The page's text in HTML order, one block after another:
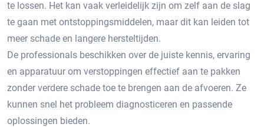
te lossen.​ Het kan vaak verleidelijk zijn om zelf aan de slag
te gaan met ontstoppingsmiddelen, maar dit kan leiden tot
meer schade en langere hersteltijden.​
De professionals beschikken over de juiste kennis, ervaring
en apparatuur om verstoppingen effectief aan te pakken
zonder verdere schade toe te brengen aan de afvoeren.​ Ze
kunnen snel het probleem diagnosticeren en passende
oplossingen bieden.